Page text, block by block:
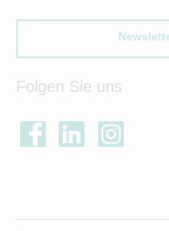
Folgen Sie uns